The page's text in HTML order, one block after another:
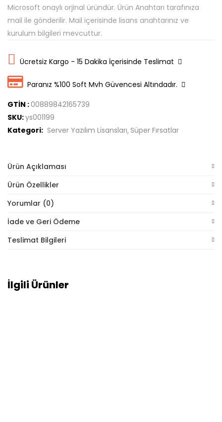
Microsoft onaylı orjinal üründür. Ürün Anahtarı tarafınıza
mail ile gönderilir. Mail içerisinde lisans anahtarınız ve
kurulum bilgileri mevcuttur.
Ücretsiz Kargo - 15 Dakika İçerisinde Teslimat
Paranız %100 Soft Mvh Güvencesi Altındadır.
GTİN :00889842165739
SKU:ys001199
Kategori: Server Yazılım Lisansları Süper Fırsatlar
Ürün Açıklaması
Ürün Özellikler
Yorumlar (0)
İade ve Geri Ödeme
Teslimat Bilgileri
İlgili Ürünler